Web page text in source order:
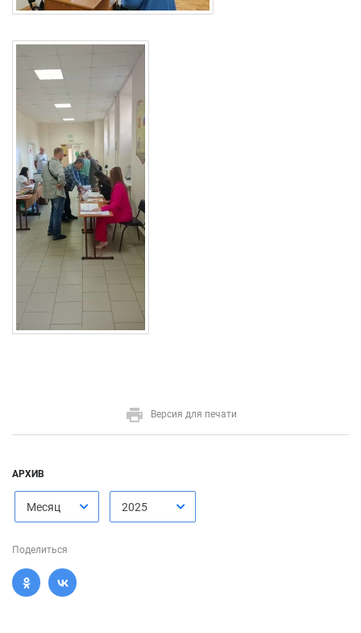
Версия для печати
АРХИВ
Месяц 2025
Поделиться